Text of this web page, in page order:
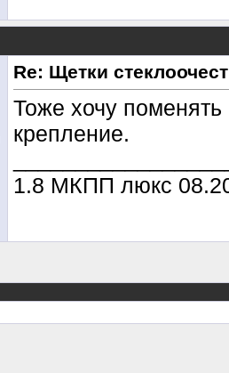
Re: Щетки
Тоже хочу
крепление.
1.8 МКПП люкс